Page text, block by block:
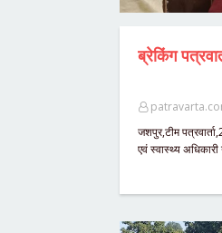
जशपुर,टीम
एवं स्वास्थ्य